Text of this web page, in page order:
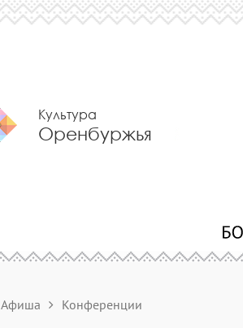
Культура
Оренбуржья
Афиша Конференции